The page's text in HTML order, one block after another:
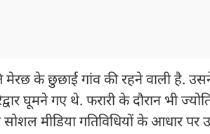
के छुछाई गांव की रहने वाली है.
घूमने गए थे. फरारी के दौरान भी
मीडिया गतिविधियों के आधार पर